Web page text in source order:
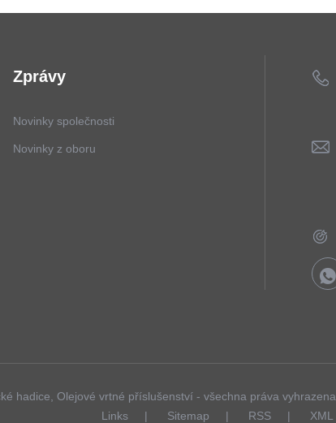
Zprávy
Novinky společnosti
Novinky z oboru
hadice, Olejové vrtné příslušenství - všechna práva vyhrazena.
Links
| Sitemap | RSS | XML